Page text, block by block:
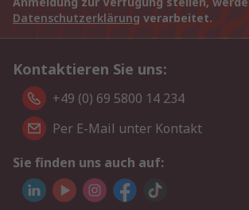
Datenschutzerklärung verarbeitet.
Kontaktieren Sie uns:
+49 (0) 69 5800 14 234
Per E-Mail unter Kontakt
Sie finden uns auch auf: